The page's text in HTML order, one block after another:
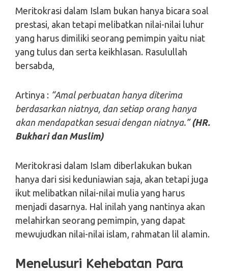
Meritokrasi dalam Islam bukan hanya bicara soal
prestasi, akan tetapi melibatkan nilai-nilai luhur
yang harus dimiliki seorang pemimpin yaitu niat
yang tulus dan serta keikhlasan. Rasulullah
bersabda,
Artinya : “Amal perbuatan hanya diterima
berdasarkan niatnya, dan setiap orang hanya
akan mendapatkan sesuai dengan niatnya.”(HR.
Bukhari dan Muslim)
Meritokrasi dalam Islam diberlakukan bukan
hanya dari sisi keduniawian saja, akan tetapi juga
ikut melibatkan nilai-nilai mulia yang harus
menjadi dasarnya. Hal inilah yang nantinya akan
melahirkan seorang pemimpin, yang dapat
mewujudkan nilai-nilai islam, rahmatan lil alamin.
Menelusuri Kehebatan Para